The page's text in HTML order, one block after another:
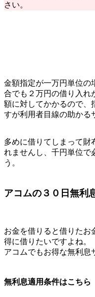
さい。
金額指定が一万円単位の
合でも２万円の借り入れ
額に対してかかるので、
すが利用者目線の助かる
多めに借りてしまって財
れませんし、千円単位で
う。
アコムの３０日無利
お金を借りると借りたお
得に借りたいですよね。
アコムでもお得な無利息
無利息適用条件はこちら